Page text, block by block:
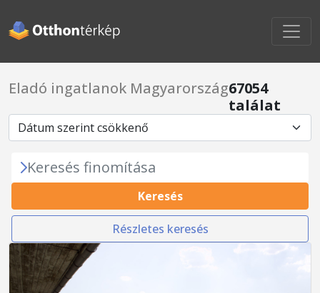
Eladó ingatlanok Magyarország67054
találat
Keresés finomítása
Keresés
Részletes keresés